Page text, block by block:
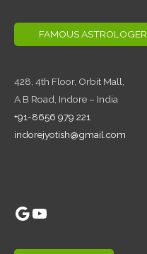
FAMOUS ASTROLOGER
428, 4th Floor, Orbit Mall,
A B Road, Indore – India
+91-8656 979 221
indorejyotish@gmail.com
Google
YouTube